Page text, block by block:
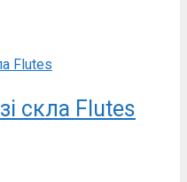
скла Flutes